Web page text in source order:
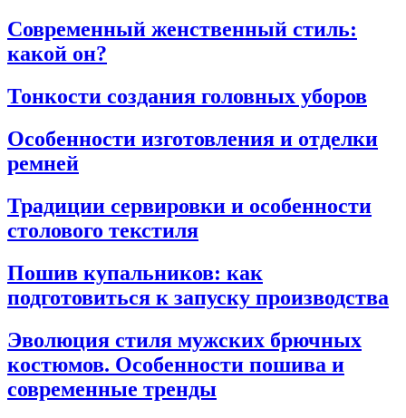
Современный женственный стиль:
какой он?
Тонкости создания головных уборов
Особенности изготовления и отделки
ремней
Традиции сервировки и особенности
столового текстиля
Пошив купальников: как
подготовиться к запуску производства
Эволюция стиля мужских брючных
костюмов. Особенности пошива и
современные тренды